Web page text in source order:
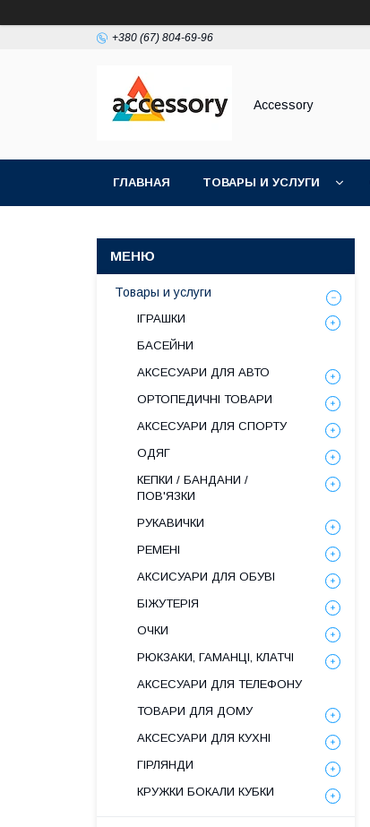
+380 (67) 804-69-96
Accessory
ГЛАВНАЯ ТОВАРЫ И УСЛУГИ
Товары и услуги
ІГРАШКИ
БАСЕЙНИ
АКСЕСУАРИ ДЛЯ АВТО
ОРТОПЕДИЧНІ ТОВАРИ
АКСЕСУАРИ ДЛЯ СПОРТУ
ОДЯГ
КЕПКИ / БАНДАНИ /
ПОВ'ЯЗКИ
РУКАВИЧКИ
РЕМЕНІ
АКСИСУАРИ ДЛЯ ОБУВІ
БІЖУТЕРІЯ
ОЧКИ
РЮКЗАКИ, ГАМАНЦІ, КЛАТЧІ
АКСЕСУАРИ ДЛЯ ТЕЛЕФОНУ
ТОВАРИ ДЛЯ ДОМУ
АКСЕСУАРИ ДЛЯ КУХНІ
ГІРЛЯНДИ
КРУЖКИ БОКАЛИ КУБКИ